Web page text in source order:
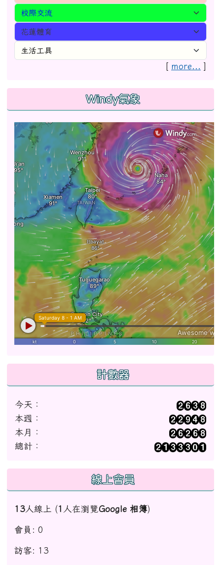
[ more... ]
Windy氣象
計數器
今天：
本週：
本月：
總計：
線上會員
13 人線上 (1 人在瀏覽Google 相簿)
會員: 0
訪客: 13